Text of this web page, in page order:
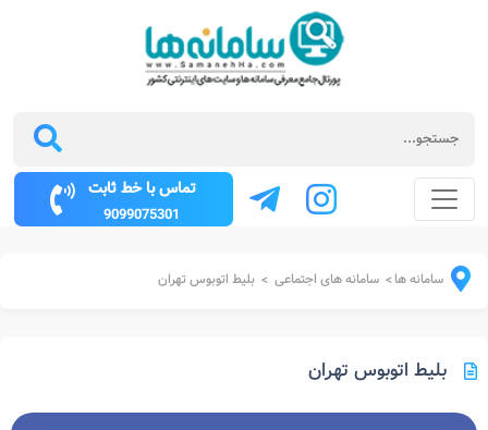
تماس با خط ثابت
9099075301
سامانه ها> سامانه های اجتماعی > بلیط اتوبوس تهران
بلیط اتوبوس تهران